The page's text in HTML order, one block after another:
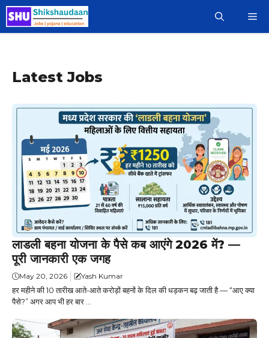
Skip
content
Latest Jobs
लाडली बहना योजना के पैसे कब आएंगे 2026 में? —
पूरी जानकारी एक जगह
May 20, 2026 Yash Kumar
हर महीने की 10 तारीख आते-आते करोड़ों बहनों के दिल की धड़कन बढ़ जाती है — “आए क्या
पैसे?” अगर आप भी हर बार ...